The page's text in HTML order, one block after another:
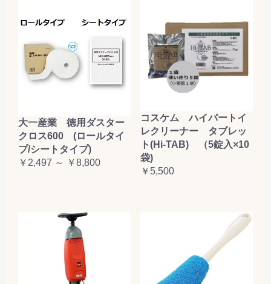
大一産業 徳用ダスター
クロス600 (ロールタイ
プ/シートタイプ)
￥2,497 ～ ￥8,800
コスケム ハイパートイ
レクリーナー タブレッ
ト(Hi-TAB) （5錠入×10
袋)
￥5,500